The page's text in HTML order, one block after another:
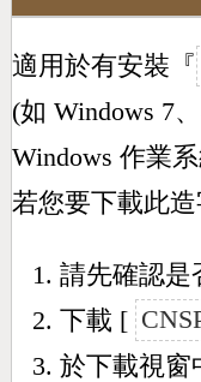
適用於有安裝『
(如 Windows 7
Windows 作業
若您要下載此
請先確認是
下載 [
於下載視窗